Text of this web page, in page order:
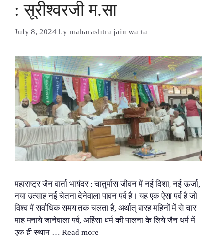
: सूरीश्वरजी म.सा
July 8, 2024 by maharashtra jain warta
महाराष्ट्र जैन वार्ता भायंदर : चातुर्मास जीवन में नई दिशा, नई ऊर्जा,
नया उत्साह नई चेतना देनेवाला पावन पर्व है। यह एक ऐसा पर्व है जो
विश्व में सर्वाधिक समय तक चलता है, अर्थात् बारह महिनों में से चार
माह मनाये जानेवाला पर्व, अहिंसा धर्म की पालना के लिये जैन धर्म में
एक ही स्थान … Read more